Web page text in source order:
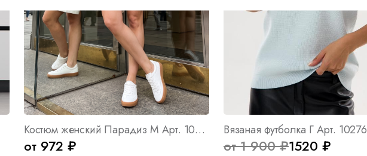
Костюм женский Парадиз М Арт. 10404
от 972 ₽
Вязаная футболка Г Арт. 10276
от 1 900 ₽1520 ₽